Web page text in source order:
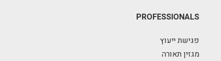
PROFESSIONALS
פגישת ייעוץ
מגזין תאורה